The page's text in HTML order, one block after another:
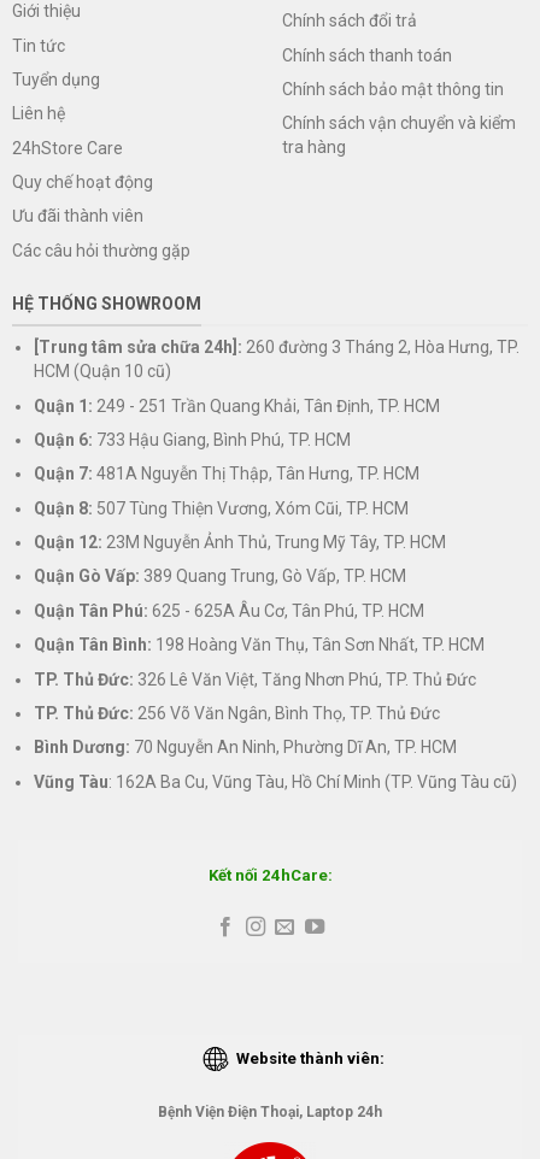
Giới thiệu
Tin tức
Tuyển dụng
Liên hệ
24hStore Care
Quy chế hoạt động
Ưu đãi thành viên
Các câu hỏi thường gặp
Chính sách đổi trả
Chính sách thanh toán
Chính sách bảo mật thông tin
Chính sách vận chuyển và kiểm
tra hàng
HỆ THỐNG SHOWROOM
[Trung tâm sửa chữa 24h]: 260 đường 3 Tháng 2, Hòa Hưng, TP.
HCM (Quận 10 cũ)
Quận 1: 249 - 251 Trần Quang Khải, Tân Định, TP. HCM
Quận 6: 733 Hậu Giang, Bình Phú, TP. HCM
Quận 7: 481A Nguyễn Thị Thập, Tân Hưng, TP. HCM
Quận 8: 507 Tùng Thiện Vương, Xóm Cũi, TP. HCM
Quận 12: 23M Nguyễn Ảnh Thủ, Trung Mỹ Tây, TP. HCM
Quận Gò Vấp: 389 Quang Trung, Gò Vấp, TP. HCM
Quận Tân Phú: 625 - 625A Âu Cơ, Tân Phú, TP. HCM
Quận Tân Bình: 198 Hoàng Văn Thụ, Tân Sơn Nhất, TP. HCM
TP. Thủ Đức: 326 Lê Văn Việt, Tăng Nhơn Phú, TP. Thủ Đức
TP. Thủ Đức: 256 Võ Văn Ngân, Bình Thọ, TP. Thủ Đức
Bình Dương: 70 Nguyễn An Ninh, Phường Dĩ An, TP. HCM
Vũng Tàu: 162A Ba Cu, Vũng Tàu, Hồ Chí Minh (TP. Vũng Tàu cũ)
Kết nối 24hCare:
Website thành viên:
Bệnh Viện Điện Thoại, Laptop 24h